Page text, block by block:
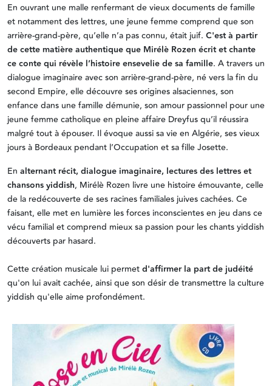
En ouvrant une malle renfermant de vieux documents de famille
et notamment des lettres, une jeune femme comprend que son
arrière-grand-père, qu’elle n’a pas connu, était juif. C'est à partir
de cette matière authentique que Mirélè Rozen écrit et chante
ce conte qui révèle l’histoire ensevelie de sa famille. A travers un
dialogue imaginaire avec son arrière-grand-père, né vers la fin du
second Empire, elle découvre ses origines alsaciennes, son
enfance dans une famille démunie, son amour passionnel pour une
jeune femme catholique en pleine affaire Dreyfus qu’il réussira
malgré tout à épouser. Il évoque aussi sa vie en Algérie, ses vieux
jours à Bordeaux pendant l’Occupation et sa fille Josette.
En alternant récit, dialogue imaginaire, lectures des lettres et
chansons yiddish, Mirélè Rozen livre une histoire émouvante, celle
de la redécouverte de ses racines familiales juives cachées. Ce
faisant, elle met en lumière les forces inconscientes en jeu dans ce
vécu familial et comprend mieux sa passion pour les chants yiddish
découverts par hasard.
Cette création musicale lui permetd'affirmer la part de judéité
qu'on lui avait cachée, ainsi que son désir de transmettre la culture
yiddish qu'elle aime profondément.